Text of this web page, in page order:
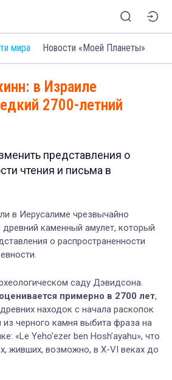
мира Новости «Моей Планеты»
в Израиле
2700-летний
представления о
чтения и письма в
в Иерусалиме чрезвычайно
каменный амулет, который
о распространенности
саду Дэвидсона.
примерно в 2700 лет,
находок с начала раскопок
из черного камня выбита фраза на
«Le Yehoʼezer ben Hoshʼayahu», что
живших, возможно, в X-VI веках до